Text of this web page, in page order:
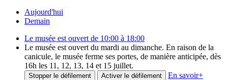
Aujourd'hui
Demain
Le musée est ouvert de 10:00 à 18:00
Le musée est ouvert du mardi au dimanche. En raison de la
canicule, le musée ferme ses portes, de manière anticipée, dès
16h les 11, 12, 13, 14 et 15 juillet.
Stopper le défilement Activer le défilement En savoir+